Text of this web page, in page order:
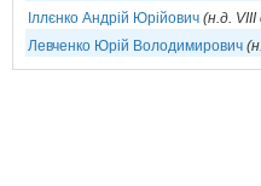
Іллєнко Андрій Юрійович (н.д. VIII
Левченко Юрій Володимирович